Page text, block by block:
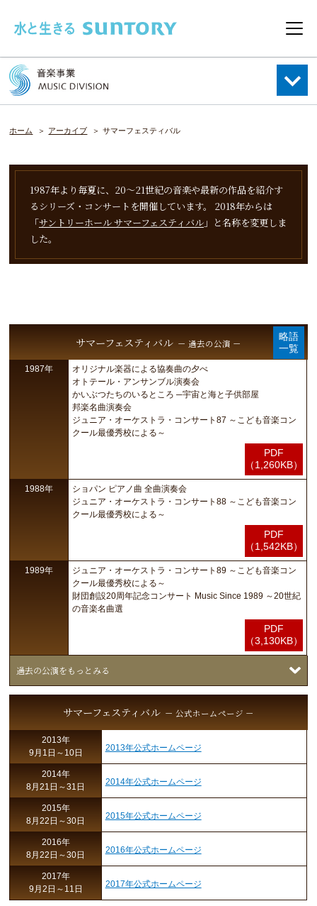
メ
ホーム アーカイブ サマーフェスティバル
1987年より毎夏に、20～21世紀の音楽や最新の作品を紹介す
るシリーズ・コンサートを開催しています。
2018年からは
「サントリーホール サマーフェスティバル」と名称を変更しま
した。
略語
一覧
サマーフェスティバル － 過去の公演 －
1987年
オリジナル楽器による協奏曲の夕べ
オトテール・アンサンブル演奏会
かいぶつたちのいるところ ─宇宙と海と子供部屋
邦楽名曲演奏会
ジュニア・オーケストラ・コンサート87 ～こども音楽コン
クール最優秀校による～
PDF
（1,260KB）
1988年
ショパン ピアノ曲 全曲演奏会
ジュニア・オーケストラ・コンサート88 ～こども音楽コン
クール最優秀校による～
PDF
（1,542KB）
1989年
ジュニア・オーケストラ・コンサート89 ～こども音楽コン
クール最優秀校による～
財団創設20周年記念コンサート Music Since 1989 ～20世紀
の音楽名曲選
PDF
（3,130KB）
過去の公演をもっとみる
サマーフェスティバル － 公式ホームページ －
2013年
9月1日～10日
2013年公式ホームページ
2014年
8月21日～31日
2014年公式ホームページ
2015年
8月22日～30日
2015年公式ホームページ
2016年
8月22日～30日
2016年公式ホームページ
2017年
9月2日～11日
2017年公式ホームページ